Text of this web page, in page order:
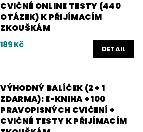
CVIČNÉ ONLINE TESTY (440
OTÁZEK) K PŘIJÍMACÍM
ZKOUŠKÁM
189 Kč DETAIL
VÝHODNÝ BALÍČEK (2 + 1
ZDARMA): E-KNIHA + 100
PRAVOPISNÝCH CVIČENÍ +
CVIČNÉ TESTY K PŘIJÍMACÍM